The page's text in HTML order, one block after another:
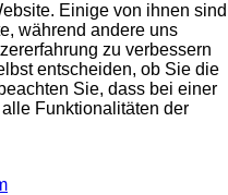
Einige von ihnen sind
während andere uns
zu verbessern
entscheiden, ob Sie die
Sie, dass bei einer
Funktionalitäten der